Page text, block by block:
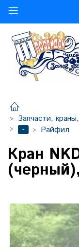
Запчасти,
-
Райфил
Кран